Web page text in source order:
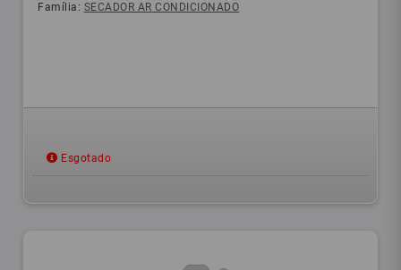
Família: SECADOR AR CONDICIONADO
Esgotado